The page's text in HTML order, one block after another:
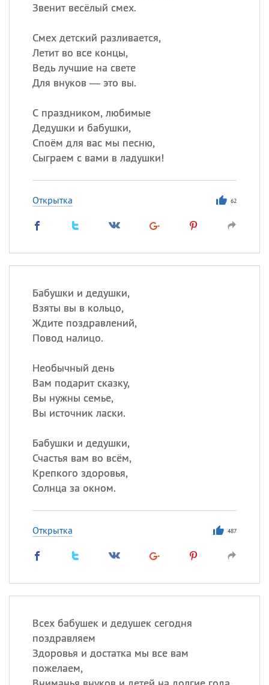
Звенит весёлый смех.
Смех детский разливается,
Летит во все концы,
Ведь лучшие на свете
Для внуков — это вы.
С праздником, любимые
Дедушки и бабушки,
Споём для вас мы песню,
Сыграем с вами в ладушки!
Открытка 62
Бабушки и дедушки,
Взяты вы в кольцо,
Ждите поздравлений,
Повод налицо.
Необычный день
Вам подарит сказку,
Вы нужны семье,
Вы источник ласки.
Бабушки и дедушки,
Счастья вам во всём,
Крепкого здоровья,
Солнца за окном.
Открытка 487
Всех бабушек и дедушек сегодня
поздравляем
Здоровья и достатка мы все вам
пожелаем,